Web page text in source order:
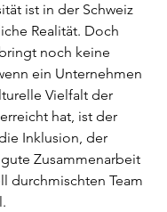
ist in der Schweiz
Realität. Doch
noch keine
ein Unternehmen
Vielfalt der
hat, ist der
Inklusion, der
Zusammenarbeit
durchmischten Team